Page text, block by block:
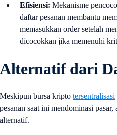
Efisiensi: Mekanisme
daftar pesanan membantu
memasukkan order setelah
dicocokkan jika memenuhi
Alternatif dari
Meskipun bursa kripto tersentralisasi
pesanan saat ini mendominasi
alternatif.